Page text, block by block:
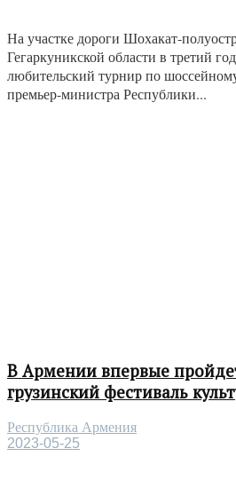
На участке дороги Шохакат-
Гегаркуникской области в третий
любительский турнир по
премьер-министра Республики...
В Армении впервые
грузинский фестиваль
Республика Армения
2023-05-25